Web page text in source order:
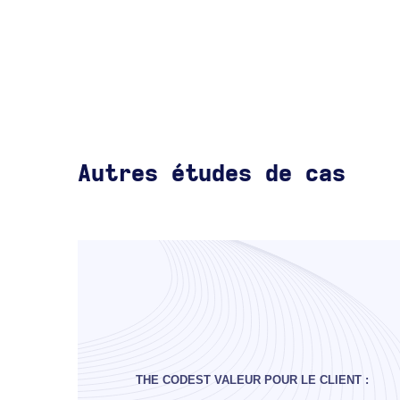
Autres études de cas
THE CODEST VALEUR POUR LE CLIENT :